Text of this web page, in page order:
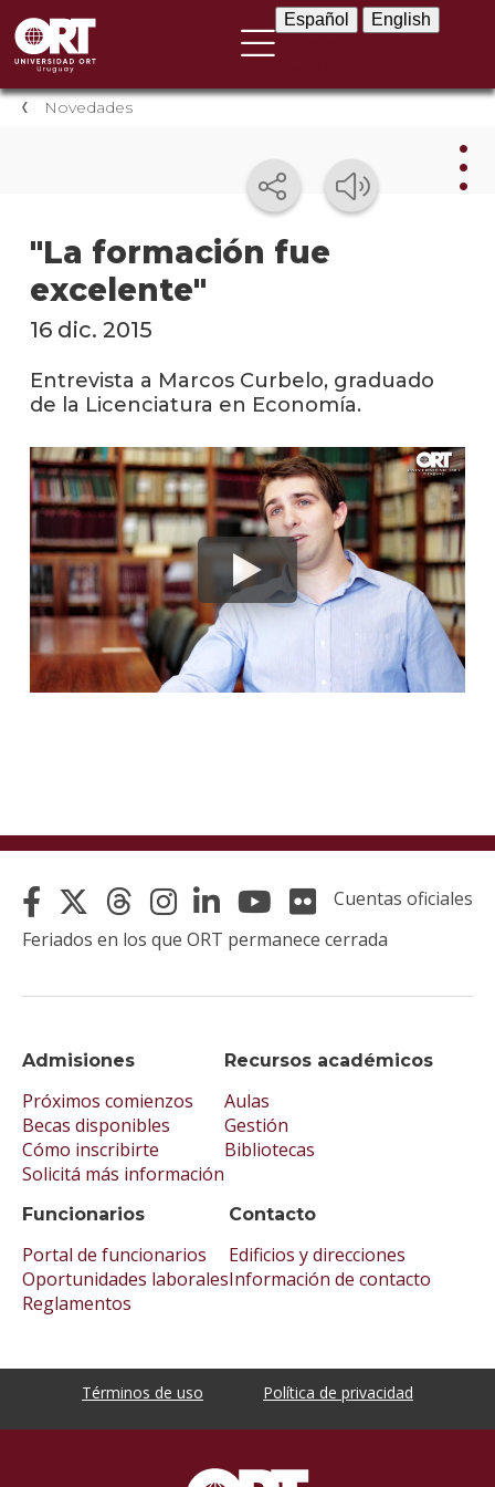
Español English
Novedades
"La formación fue
excelente"
La
en
los
16 dic. 2015
Entrevista a Marcos Curbelo, graduado
de la Licenciatura en Economía.
Admisiones
Próximos comienzos
Becas disponibles
Cómo inscribirte
Solicitá más información
Recursos académicos
Aulas
Gestión
Bibliotecas
Funcionarios
Portal de funcionarios
Oportunidades laborales
Reglamentos
Contacto
Edificios y direcciones
Información de contacto
Cuentas oficiales
Feriados en los que ORT permanece cerrada
Términos de uso Política de privacidad